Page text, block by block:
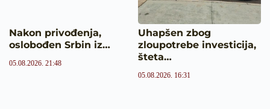
Nakon privođenja,
oslobođen Srbin iz…
05.08.2026. 21:48
Uhapšen zbog
zloupotrebe investicija,
šteta…
05.08.2026. 16:31